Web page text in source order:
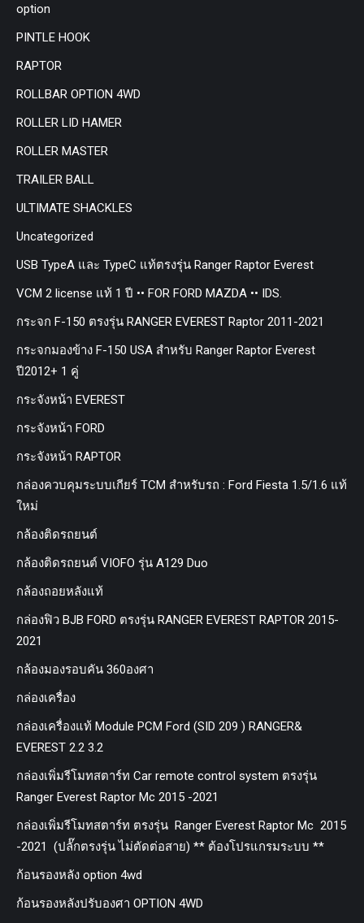
option
PINTLE HOOK
RAPTOR
ROLLBAR OPTION 4WD
ROLLER LID HAMER
ROLLER MASTER
TRAILER BALL
ULTIMATE SHACKLES
Uncategorized
USB TypeA และ TypeC แท้ตรงรุ่น Ranger Raptor Everest
VCM 2 license แท้ 1 ปี •• FOR FORD MAZDA •• IDS.
กระจก F-150 ตรงรุ่น RANGER EVEREST Raptor 2011-2021
กระจกมองข้าง F-150 USA สำหรับ Ranger Raptor Everest
ปี2012+ 1 คู่
กระจังหน้า EVEREST
กระจังหน้า FORD
กระจังหน้า RAPTOR
กล่องควบคุมระบบเกียร์ TCM สำหรับรถ : Ford Fiesta 1.5/1.6 แท้
ใหม่
กล้องติดรถยนต์
กล้องติดรถยนต์ VIOFO รุ่น A129 Duo
กล้องถอยหลังแท้
กล่องฟิว BJB FORD ตรงรุ่น RANGER EVEREST RAPTOR 2015-
2021
กล้องมองรอบคัน 360องศา
กล่องเครื่อง
กล่องเครื่องแท้ Module PCM Ford (SID 209 ) RANGER&
EVEREST 2.2 3.2
กล่องเพิ่มรีโมทสตาร์ท Car remote control system ตรงรุ่น
Ranger Everest Raptor Mc 2015 -2021
กล่องเพิ่มรีโมทสตาร์ท ตรงรุ่น Ranger Everest Raptor Mc 2015
-2021 (ปลั๊กตรงรุ่น ไม่ตัดต่อสาย) ** ต้องโปรแกรมระบบ **
ก้อนรองหลัง option 4wd
ก้อนรองหลังปรับองศา OPTION 4WD